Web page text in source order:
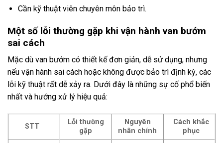
Cần kỹ thuật viên chuyên môn bảo trì.
Một số lỗi thường gặp khi vận hành van bướm
sai cách
Mặc dù van bướm có thiết kế đơn giản, dễ sử dụng, nhưng
nếu vận hành sai cách hoặc không được bảo trì định kỳ, các
lỗi kỹ thuật rất dễ xảy ra. Dưới đây là những sự cố phổ biến
nhất và hướng xử lý hiệu quả:
STT
Lỗi thường
gặp
Nguyên
nhân chính
Cách khắc
phục